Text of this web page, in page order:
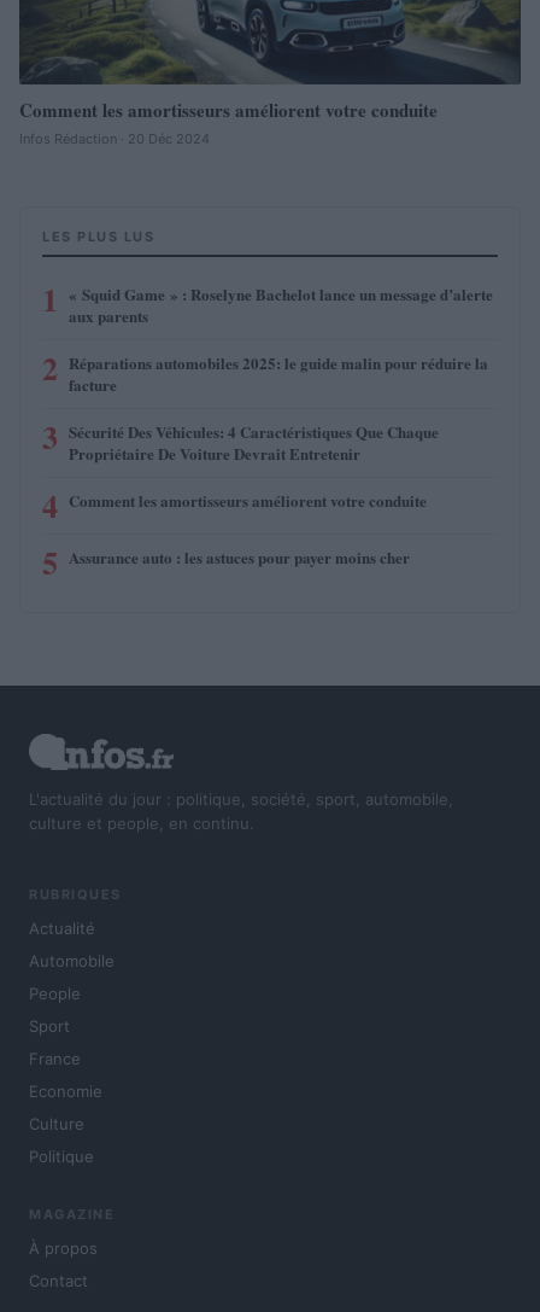
Comment les amortisseurs améliorent votre conduite
Infos Rédaction · 20 Déc 2024
LES PLUS LUS
1
« Squid Game » : Roselyne Bachelot lance un message d’alerte
aux parents
2 Réparations automobiles 2025: le guide malin pour réduire la
facture
3 Sécurité Des Véhicules: 4 Caractéristiques Que Chaque
Propriétaire De Voiture Devrait Entretenir
4 Comment les amortisseurs améliorent votre conduite
5 Assurance auto : les astuces pour payer moins cher
L'actualité du jour : politique, société, sport, automobile,
culture et people, en continu.
RUBRIQUES
Actualité
Automobile
People
Sport
France
Economie
Culture
Politique
MAGAZINE
À propos
Contact